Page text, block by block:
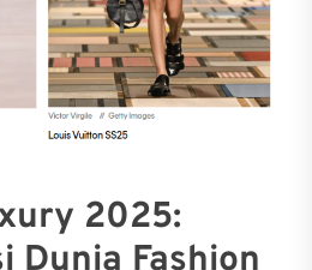
2025:
Dunia Fashion